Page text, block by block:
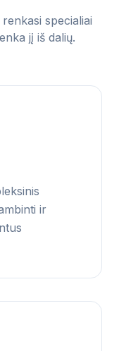
specialiai
jį iš dalių.
ir